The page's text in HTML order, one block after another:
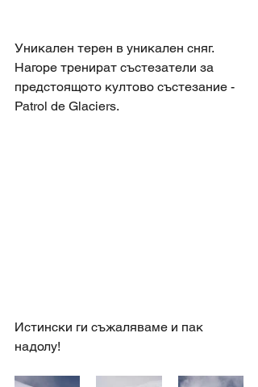
Уникален терен в уникален сняг.
Нагоре тренират състезатели за
предстоящото култово състезание -
Patrol de Glaciers.
Истински ги съжаляваме и пак
надолу!